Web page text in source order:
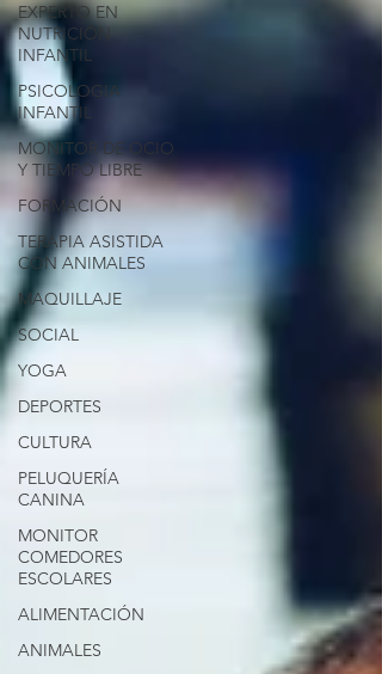
EXPERTO EN
NUTRICIÓN
INFANTIL
PSICOLOGIA
INFANTIL
MONITOR DE OCIO
Y TIEMPO LIBRE
FORMACIÓN
TERAPIA ASISTIDA
CON ANIMALES
MAQUILLAJE
SOCIAL
YOGA
DEPORTES
CULTURA
PELUQUERÍA
CANINA
MONITOR
COMEDORES
ESCOLARES
ALIMENTACIÓN
ANIMALES